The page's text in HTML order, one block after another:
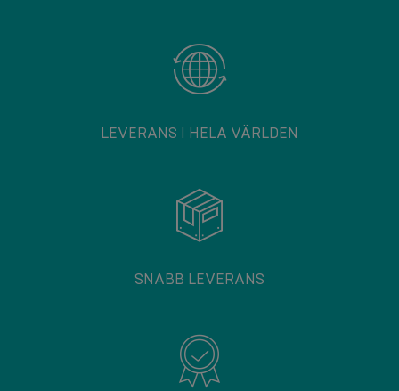
LEVERANS I HELA VÄRLDEN
SNABB LEVERANS